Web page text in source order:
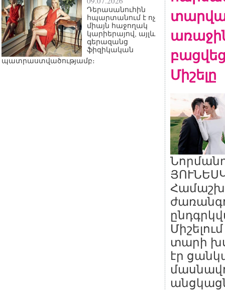
Դերասանուհին
հպարտանում է ոչ
միայն հաջողակ
կարիերայով, այլև
գերազանց
ֆիզիկական
պատրաստվածությամբ։
տարվա
Միշելը
տարի
էր